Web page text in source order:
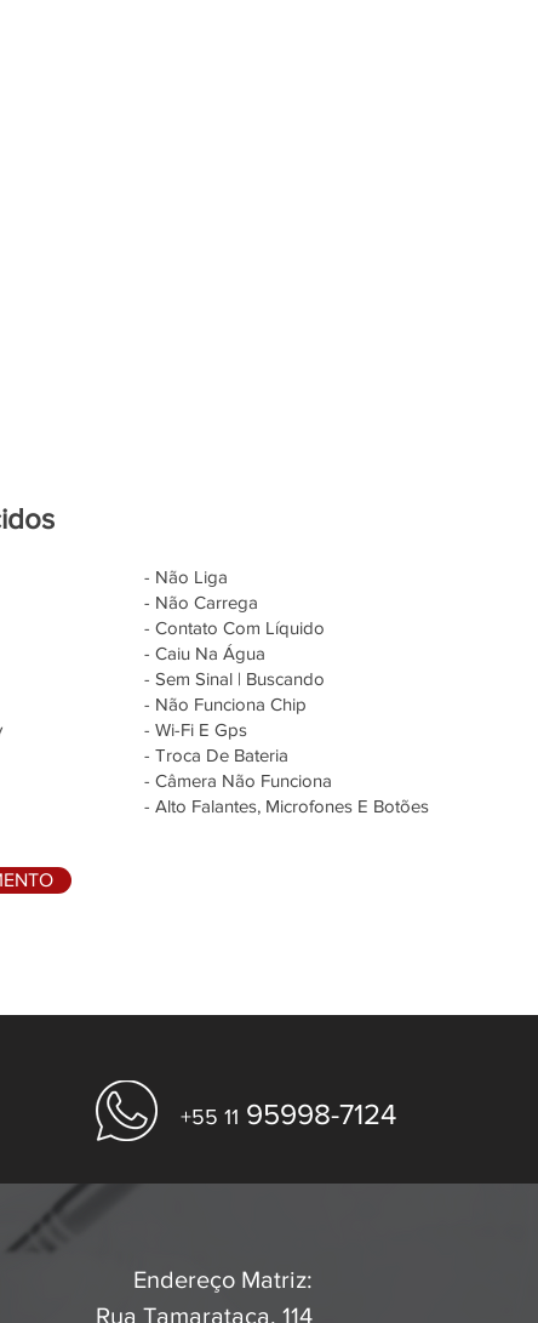
- Não Liga
- Não Carrega
- Contato Com Líquido
- Caiu Na Água
- Sem Sinal | Buscando
- Não Funciona Chip
- Wi-Fi E Gps
- Troca De Bateria
- Câmera Não Funciona
- Alto Falantes, Microfones E Botões
+55 11 95998-7124
Endereço Matriz:
Rua Tamarataca, 114